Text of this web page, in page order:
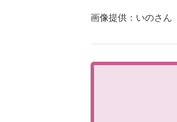
画像提供：いのさん